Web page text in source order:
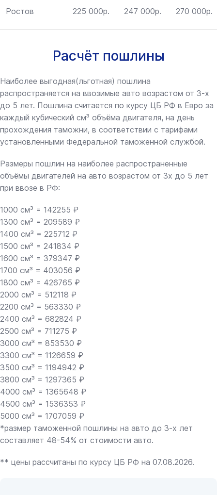
Ростов 225 000р. 247 000р. 270 000р.
Расчёт пошлины
Наиболее выгодная(льготная) пошлина
распространяется на ввозимые авто возрастом от 3-х
до 5 лет. Пошлина считается по курсу ЦБ РФ в Евро за
каждый кубический см³ объёма двигателя, на день
прохождения таможни, в соответствии с тарифами
установленными Федеральной таможенной службой.
Размеры пошлин на наиболее распространенные
объёмы двигателей на авто возрастом от 3х до 5 лет
при ввозе в РФ:
1000 см³ = 142255 ₽
1300 см³ = 209589 ₽
1400 см³ = 225712 ₽
1500 см³ = 241834 ₽
1600 см³ = 379347 ₽
1700 см³ = 403056 ₽
1800 см³ = 426765 ₽
2000 см³ = 512118 ₽
2200 см³ = 563330 ₽
2400 см³ = 682824 ₽
2500 см³ = 711275 ₽
3000 см³ = 853530 ₽
3300 см³ = 1126659 ₽
3500 см³ = 1194942 ₽
3800 см³ = 1297365 ₽
4000 см³ = 1365648 ₽
4500 см³ = 1536353 ₽
5000 см³ = 1707059 ₽
*размер таможенной пошлины на авто до 3-х лет
составляет 48-54% от стоимости авто.
** цены рассчитаны по курсу ЦБ РФ на 07.08.2026.